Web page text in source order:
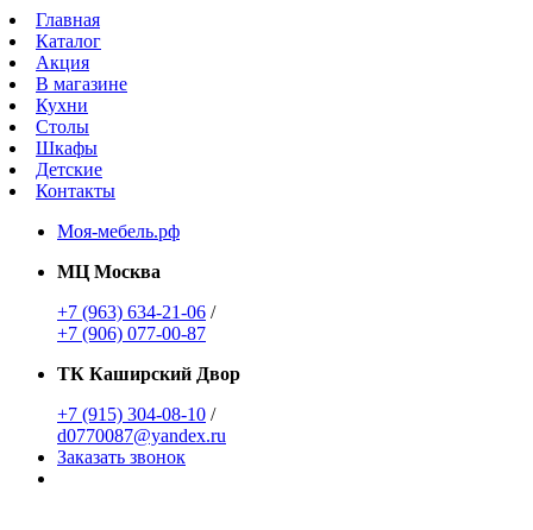
Главная
Каталог
Акция
В магазине
Кухни
Столы
Шкафы
Детские
Контакты
Моя-мебель.рф
МЦ Москва
+7 (963) 634-21-06 /
+7 (906) 077-00-87
ТК Каширский Двор
+7 (915) 304-08-10 /
d0770087@yandex.ru
Заказать звонок